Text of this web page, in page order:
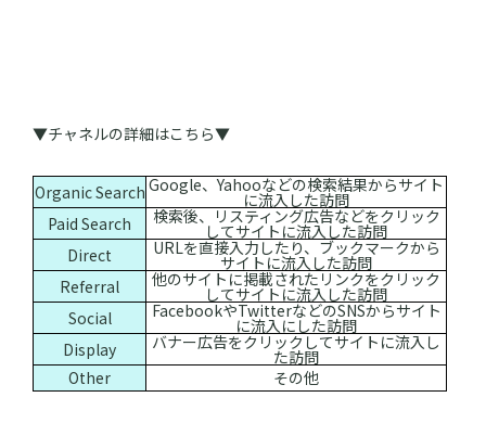
▼チャネルの詳細はこちら▼
Organic Search Google、Yahooなどの検索結果からサイト
に流入した訪問
Paid Search
検索後、リスティング広告などをクリック
してサイトに流入した訪問
Direct
URLを直接入力したり、ブックマークから
サイトに流入した訪問
Referral
他のサイトに掲載されたリンクをクリック
してサイトに流入した訪問
Social
FacebookやTwitterなどのSNSからサイト
に流入にした訪問
Display
バナー広告をクリックしてサイトに流入し
た訪問
Other
その他